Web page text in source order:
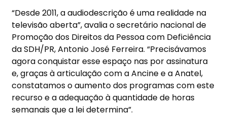
“Desde 2011, a audiodescrição é uma realidade na
televisão aberta”, avalia o secretário nacional de
Promoção dos Direitos da Pessoa com Deficiência
da SDH/PR, Antonio José Ferreira. “Precisávamos
agora conquistar esse espaço nas por assinatura
e, graças à articulação com a Ancine e a Anatel,
constatamos o aumento dos programas com este
recurso e a adequação à quantidade de horas
semanais que a lei determina”.